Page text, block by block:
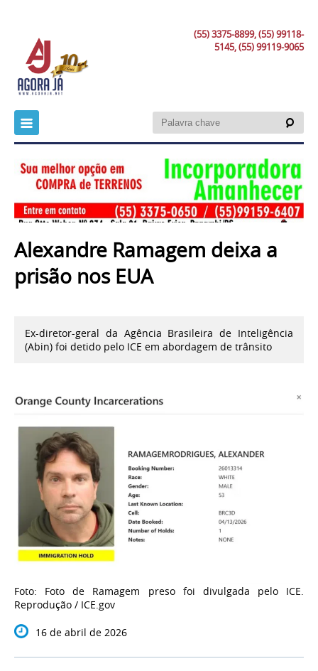
(55) 3375-8899, (55) 99118-
5145, (55) 99119-9065
Alexandre Ramagem deixa a
prisão nos EUA
Ex-diretor-geral da Agência Brasileira de Inteligência
(Abin) foi detido pelo ICE em abordagem de trânsito
Foto: Foto de Ramagem preso foi divulgada pelo ICE.
Reprodução / ICE.gov
16 de abril de 2026